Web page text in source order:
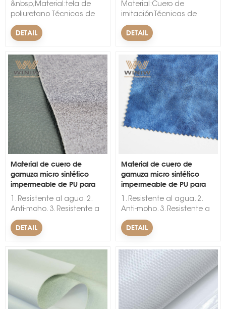
&nbsp;Material:tela de
poliuretano Técnicas de
respaldo:no
tejidoPatrón:en
mm-1,8 mmNombre de la
marca:WINIWColor:Todos
los colores se aceptan
para personalizar&nbsp;
DETAIL
Material:Cuero de
imitaciónTécnicas de
mmMercado:mundoTipo:Tela
microfibraNombre de la
al plegado, Ligero,
Antimoho, Evita las
arrugas,
Ecológico&nbsp;&nbsp;
DETAIL
Material de cuero de
gamuza micro sintético
impermeable de PU para
automóviles
1. Resistente al agua. 2.
Anti-moho. 3. Resistente a
las arrugas. &nbsp; &nbsp;
DETAIL
Material de cuero de
gamuza micro sintético
impermeable de PU para
automóviles
1. Resistente al agua. 2.
Anti-moho. 3. Resistente a
las arrugas. &nbsp; &nbsp;
DETAIL